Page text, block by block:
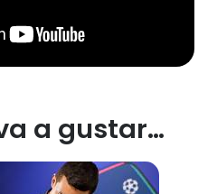
a gustar…